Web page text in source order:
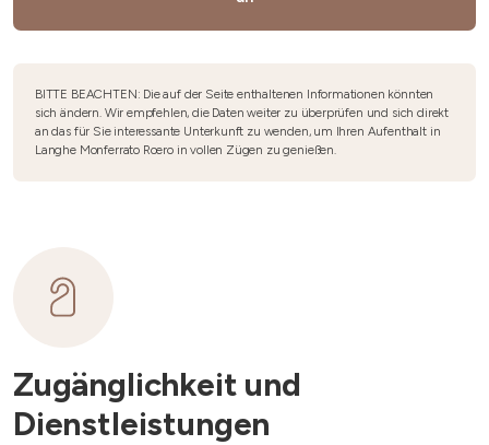
BITTE BEACHTEN: Die auf der Seite enthaltenen Informationen könnten
sich ändern. Wir empfehlen, die Daten weiter zu überprüfen und sich direkt
an das für Sie interessante Unterkunft zu wenden, um Ihren Aufenthalt in
Langhe Monferrato Roero in vollen Zügen zu genießen.
Zugänglichkeit und
Dienstleistungen